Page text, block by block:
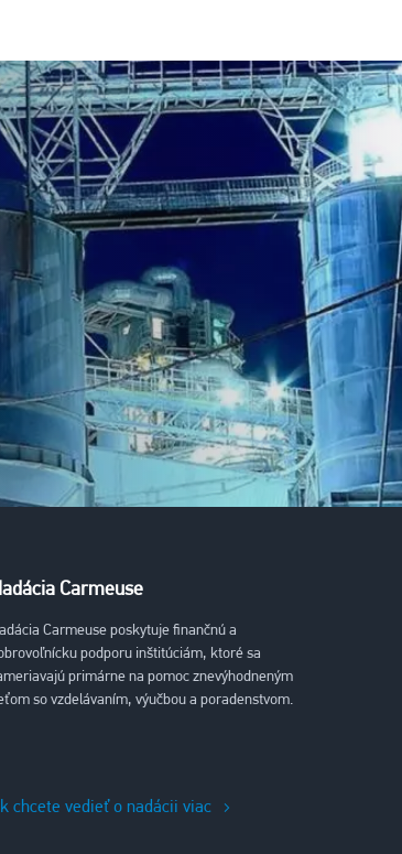
Carmeuse
Carmeuse poskytuje finančnú a
podporu inštitúciám, ktoré sa
primárne na pomoc znevýhodneným
so vzdelávaním, výučbou a poradenstvom.
chcete vedieť o nadácii viac